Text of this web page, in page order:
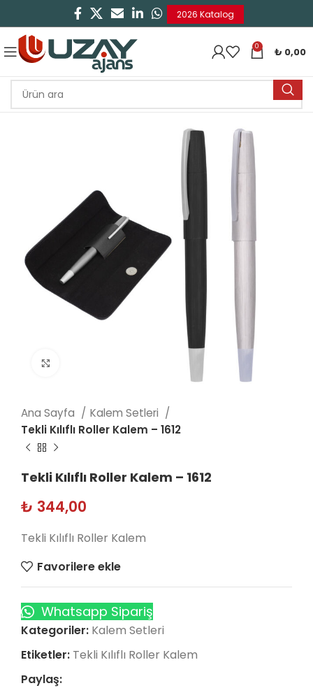
2026 Katalog
0 ₺ 0,00
Ana Sayfa
Kalem Setleri
Tekli Kılıflı Roller Kalem – 1612
Tekli Kılıflı Roller Kalem – 1612
₺ 344,00
Tekli Kılıflı Roller Kalem
Favorilere ekle
Whatsapp Sipariş
Kategoriler: Kalem Setleri
Etiketler: Tekli Kılıflı Roller Kalem
Paylaş: